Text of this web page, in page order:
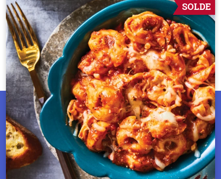
SOLDE